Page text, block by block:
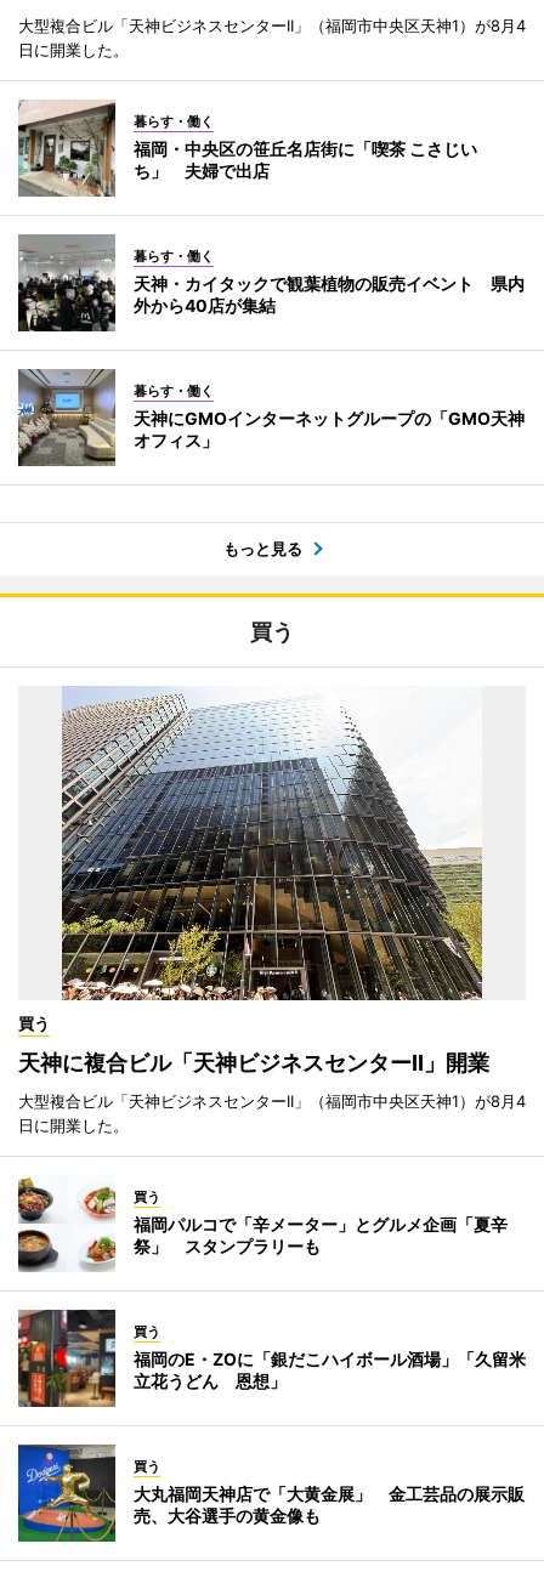
大型複合ビル「天神ビジネスセンターII」（福岡市中央区天神1）が8月4
日に開業した。
暮らす・働く
福岡・中央区の笹丘名店街に「喫茶 こさじい
ち」 夫婦で出店
暮らす・働く
天神・カイタックで観葉植物の販売イベント 県内
外から40店が集結
暮らす・働く
天神にGMOインターネットグループの「GMO天神
オフィス」
もっと見る
買う
買う
天神に複合ビル「天神ビジネスセンターII」開業
大型複合ビル「天神ビジネスセンターII」（福岡市中央区天神1）が8月4
日に開業した。
買う
福岡パルコで「辛メーター」とグルメ企画「夏辛
祭」 スタンプラリーも
買う
福岡のE・ZOに「銀だこハイボール酒場」「久留米
立花うどん 恩想」
買う
大丸福岡天神店で「大黄金展」 金工芸品の展示販
売、大谷選手の黄金像も